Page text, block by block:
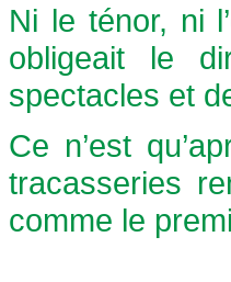
Ni le ténor, ni
obligeait le
spectacles et
Ce n’est
tracasseries
comme le